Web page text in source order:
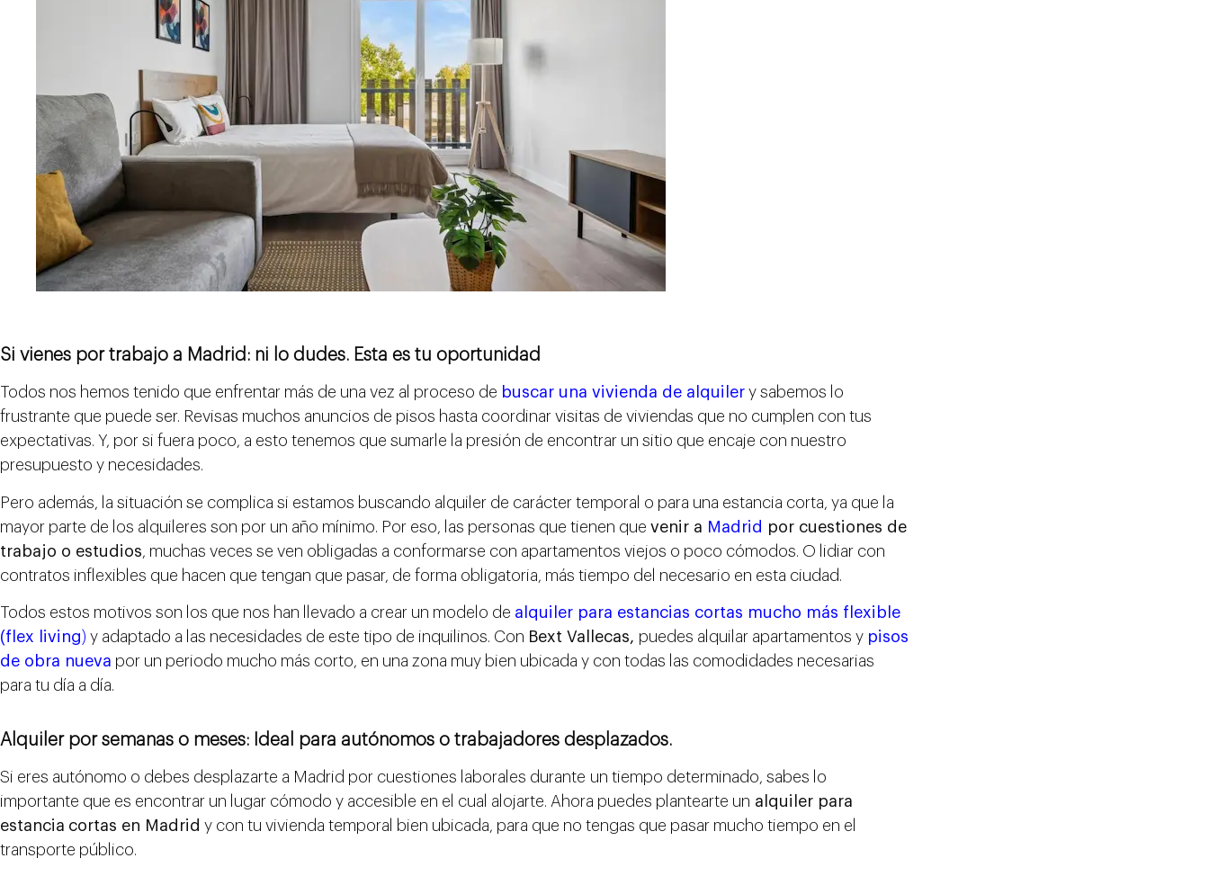
Si vienes por trabajo a Madrid: ni lo dudes. Esta es tu oportunidad
Todos nos hemos tenido que enfrentar más de una vez al proceso de buscar una vivienda de alquiler y sabemos lo
frustrante que puede ser. Revisas muchos anuncios de pisos hasta coordinar visitas de viviendas que no cumplen con tus
expectativas. Y, por si fuera poco, a esto tenemos que sumarle la presión de encontrar un sitio que encaje con nuestro
presupuesto y necesidades.
Pero además, la situación se complica si estamos buscando alquiler de carácter temporal o para una estancia corta, ya que la
mayor parte de los alquileres son por un año mínimo. Por eso, las personas que tienen que venir a Madrid por cuestiones de
trabajo o estudios , muchas veces se ven obligadas a conformarse con apartamentos viejos o poco cómodos. O lidiar con
contratos inflexibles que hacen que tengan que pasar, de forma obligatoria, más tiempo del necesario en esta ciudad.
Todos estos motivos son los que nos han llevado a crear un modelo de alquiler para estancias cortas mucho más flexible
(flex living) y adaptado a las necesidades de este tipo de inquilinos. Con Bext Vallecas, puedes alquilar apartamentos y pisos
de obra nueva por un periodo mucho más corto, en una zona muy bien ubicada y con todas las comodidades necesarias
para tu día a día.
Alquiler por semanas o meses: Ideal para autónomos o trabajadores desplazados.
Si eres autónomo o debes desplazarte a Madrid por cuestiones laborales durante un tiempo determinado, sabes lo
importante que es encontrar un lugar cómodo y accesible en el cual alojarte. Ahora puedes plantearte un alquiler para
estancia cortas en Madrid y con tu vivienda temporal bien ubicada, para que no tengas que pasar mucho tiempo en el
transporte público.